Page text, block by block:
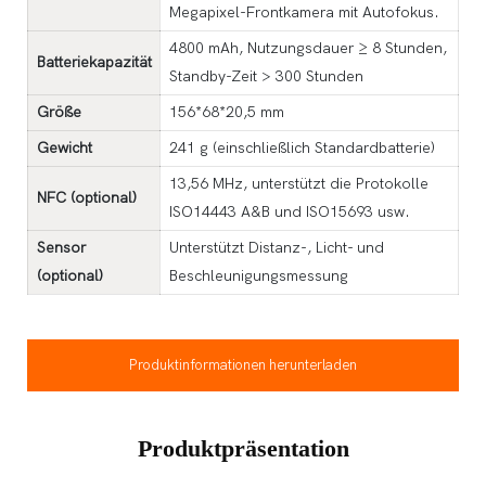
Megapixel-Frontkamera mit Autofokus.
Batteriekapazität
4800 mAh, Nutzungsdauer ≥ 8 Stunden,
Standby-Zeit > 300 Stunden
Größe
156*68*20,5 mm
Gewicht
241 g (einschließlich Standardbatterie)
NFC (optional)
13,56 MHz, unterstützt die Protokolle
ISO14443 A&B und ISO15693 usw.
Sensor
(optional)
Unterstützt Distanz-, Licht- und
Beschleunigungsmessung
Produktinformationen herunterladen
Produktpräsentation